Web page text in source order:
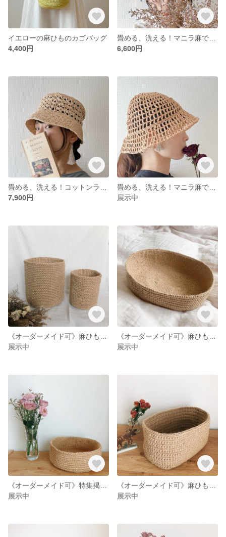
イエローの麻ひものカゴバッグ
4,400円
6,600円
7,900円
展示中
展示中
展示中
展示中
展示中